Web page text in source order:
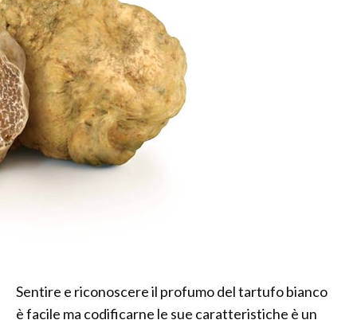
Sentire e riconoscere il profumo del tartufo bianco
è facile ma codificarne le sue caratteristiche è un